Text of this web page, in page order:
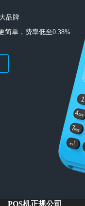
品牌
简单，费率低至0.38%
POS机正规公司